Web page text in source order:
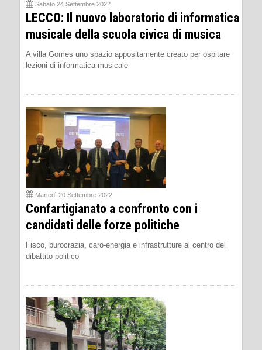
Sabato 24 Settembre 2022
LECCO: Il nuovo laboratorio di informatica
musicale della scuola civica di musica
A villa Gomes uno spazio appositamente creato per ospitare
lezioni di informatica musicale
Martedì 20 Settembre 2022
Confartigianato a confronto con i
candidati delle forze politiche
Fisco, burocrazia, caro-energia e infrastrutture al centro del
dibattito politico